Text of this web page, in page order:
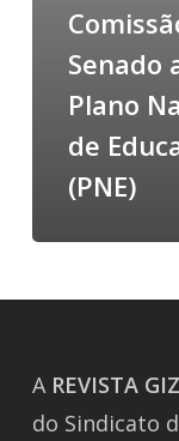
Senado
Plano
de
(PNE)
A REVISTA GIZ
do Sindicato